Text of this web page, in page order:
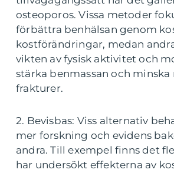
osteoporos. Vissa metoder
förbättra benhälsan genom
kostförändringar, medan
vikten av fysisk aktivitet och
stärka benmassan och minska
frakturer.
2. Bevisbas: Viss alternativ
mer forskning och evidens
andra. Till exempel finns det
har undersökt effekterna av